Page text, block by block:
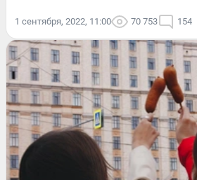
1 сентября, 2022, 11:00 70 753 154